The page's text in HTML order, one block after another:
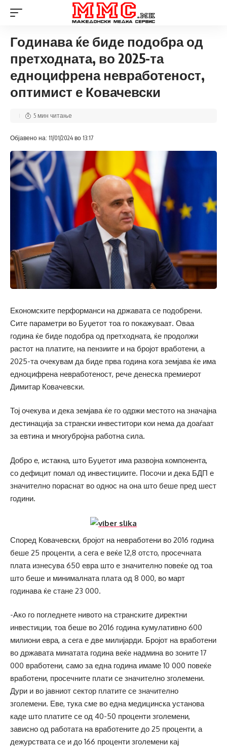
Годинава ќе биде подобра од
претходната, во 2025-та
едноцифрена невработеност,
оптимист е Ковачевски
Објавено на: 11/01/2024 во 13:17
5 мин читање
Економските перформанси на државата се подобрени.
Сите параметри во Буџетот тоа го покажуваат. Оваа
година ќе биде подобра од претходната, ќе продолжи
растот на платите, на пензиите и на бројот вработени, а
2025-та очекувам да биде прва година кога земјава ќе има
едноцифрена невработеност, рече денеска премиерот
Димитар Ковачевски.
Тој очекува и дека земјава ќе го одржи местото на значајна
дестинација за странски инвеститори кои нема да доаѓаат
за евтина и многубројна работна сила.
Добро е, истакна, што Буџетот има развојна компонента,
со дефицит помал од инвестициите. Посочи и дека БДП е
значително пораснат во однос на она што беше пред шест
години.
Според Ковачевски, бројот на невработени во 2016 година
беше 25 проценти, а сега е веќе 12,8 отсто, просечната
плата изнесува 650 евра што е значително повеќе од тоа
што беше и минималната плата од 8 000, во март
годинава ќе стане 23 000.
-Ако го погледнете нивото на странските директни
инвестиции, тоа беше во 2016 година кумулативно 600
милиони евра, а сега е две милијарди. Бројот на вработени
во државата минатата година веќе надмина во зоните 17
000 вработени, само за една година имаме 10 000 повеќе
вработени, просечните плати се значително зголемени.
Дури и во јавниот сектор платите се значително
зголемени. Еве, тука сме во една медицинска установа
каде што платите се од 40-50 проценти зголемени,
зависно од работата на вработените до 25 проценти, а
дежурствата се и до 166 проценти зголемени кај